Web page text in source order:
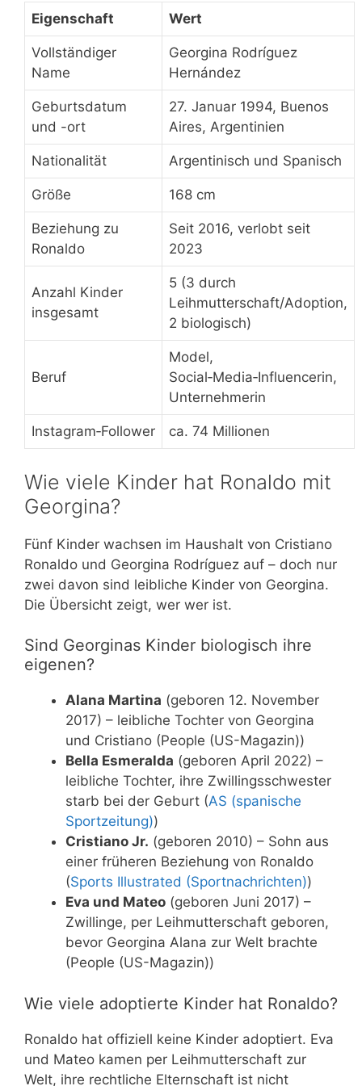
Eigenschaft Wert
Vollständiger
Name
Georgina Rodríguez
Hernández
Geburtsdatum
und -ort
27. Januar 1994, Buenos
Aires, Argentinien
Nationalität Argentinisch und Spanisch
Größe 168 cm
Beziehung zu
Ronaldo
Seit 2016, verlobt seit
2023
Anzahl Kinder
insgesamt
5 (3 durch
Leihmutterschaft/Adoption,
2 biologisch)
Beruf
Model,
Social‑Media‑Influencerin,
Unternehmerin
Instagram‑Follower ca. 74 Millionen
Wie viele Kinder hat Ronaldo mit
Georgina?
Fünf Kinder wachsen im Haushalt von Cristiano
Ronaldo und Georgina Rodríguez auf – doch nur
zwei davon sind leibliche Kinder von Georgina.
Die Übersicht zeigt, wer wer ist.
Sind Georginas Kinder biologisch ihre
eigenen?
Alana Martina (geboren 12. November
2017) – leibliche Tochter von Georgina
und Cristiano (People (US-Magazin))
Bella Esmeralda (geboren April 2022) –
leibliche Tochter, ihre Zwillingsschwester
starb bei der Geburt (AS (spanische
Sportzeitung))
Cristiano Jr. (geboren 2010) – Sohn aus
einer früheren Beziehung von Ronaldo
(Sports Illustrated (Sportnachrichten))
Eva und Mateo (geboren Juni 2017) –
Zwillinge, per Leihmutterschaft geboren,
bevor Georgina Alana zur Welt brachte
(People (US-Magazin))
Wie viele adoptierte Kinder hat Ronaldo?
Ronaldo hat offiziell keine Kinder adoptiert. Eva
und Mateo kamen per Leihmutterschaft zur
Welt, ihre rechtliche Elternschaft ist nicht